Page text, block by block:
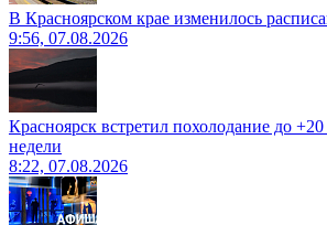
В Красноярском крае изменилось
9:56, 07.08.2026
Красноярск встретил похолодание до
недели
8:22, 07.08.2026